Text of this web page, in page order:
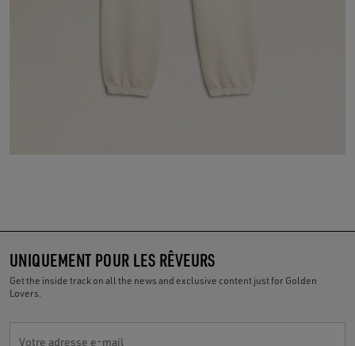
UNIQUEMENT POUR LES RÊVEURS
Get the inside track on all the news and exclusive content just for Golden
Lovers.
Votre adresse e-mail